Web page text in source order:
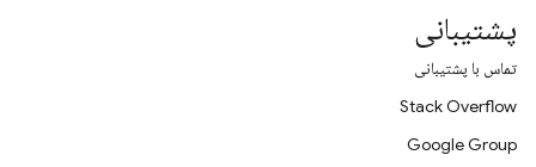
پشتیبانی
تماس با پشتیبانی
Stack Overflow
Google Group